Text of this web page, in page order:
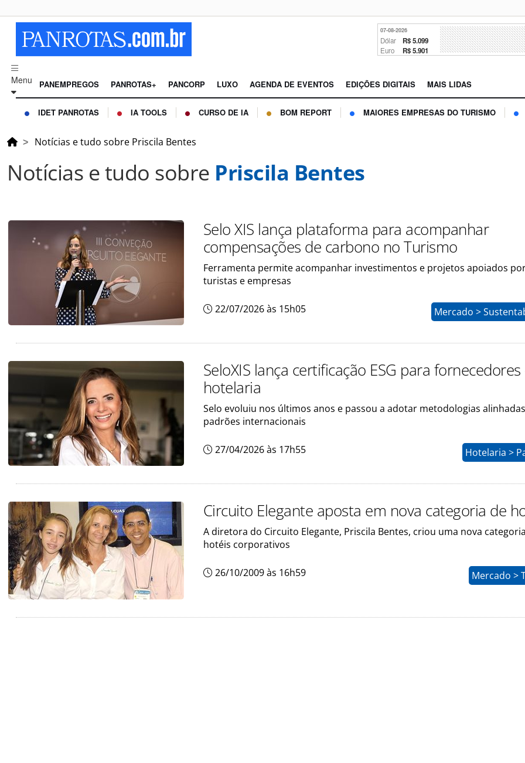
07-08-2026
Dólar R$ 5.099
Euro R$ 5.901
Menu PANEMPREGOS PANROTAS+ PANCORP LUXO AGENDA DE EVENTOS EDIÇÕES DIGITAIS MAIS LIDAS
IDET PANROTAS IA TOOLS CURSO DE IA BOM REPORT MAIORES EMPRESAS DO TURISMO
Notícias e tudo sobre Priscila Bentes
Notícias e tudo sobre Priscila Bentes
Selo XIS lança plataforma para acompanhar
compensações de carbono no Turismo
Ferramenta permite acompanhar investimentos e projetos apoiados
turistas e empresas
22/07/2026 às 15h05 Mercado >
SeloXIS lança certificação ESG para fornecedores
hotelaria
Selo evoluiu nos últimos anos e passou a adotar metodologias
padrões internacionais
27/04/2026 às 17h55 Hotelaria >
Circuito Elegante aposta em nova categoria de
A diretora do Circuito Elegante, Priscila Bentes, criou uma nova
hotéis corporativos
26/10/2009 às 16h59 Mercado >